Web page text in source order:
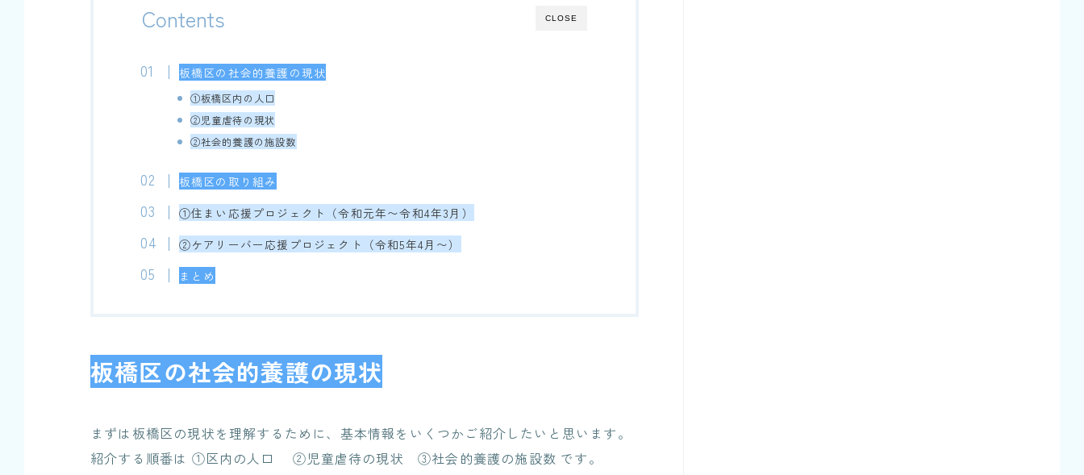
CLOSE
Contents
板橋区の社会的養護の現状
①板橋区内の人口
②児童虐待の現状
②社会的養護の施設数
板橋区の取り組み
①住まい応援プロジェクト（令和元年〜令和4年3月）
②ケアリーバー応援プロジェクト（令和5年4月〜）
まとめ
板橋区の社会的養護の現状
まずは板橋区の現状を理解するために、基本情報をいくつかご紹介したいと思います。
紹介する順番は ①区内の人口 ②児童虐待の現状 ③社会的養護の施設数 です。